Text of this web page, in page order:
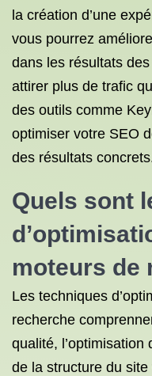
la création d’une
vous pourrez
dans les résultats
attirer plus de trafic
des outils comme
optimiser votre SEO
des résultats
Quels sont
moteurs de
Les techniques
recherche
qualité, l’optimisation
de la structure du